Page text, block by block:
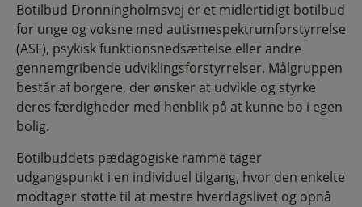
Botilbud Dronningholmsvej er et midlertidigt botilbud
for unge og voksne med autismespektrumforstyrrelse
(ASF), psykisk funktionsnedsættelse eller andre
gennemgribende udviklingsforstyrrelser. Målgruppen
består af borgere, der ønsker at udvikle og styrke
deres færdigheder med henblik på at kunne bo i egen
bolig.
Botilbuddets pædagogiske ramme tager
udgangspunkt i en individuel tilgang, hvor den enkelte
modtager støtte til at mestre hverdagslivet og opnå